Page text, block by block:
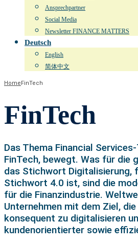
Ansprechpartner
Social Media
Newsletter FINANCE MATTERS
Deutsch
English
简体中文
HomeFinTech
FinTech
Das Thema Financial
FinTech, bewegt. Was für die
das Stichwort Digitalisierung,
Stichwort 4.0 ist, sind die
für die Finanzindustrie.
Unternehmen mit dem Ziel,
konsequent zu digitalisieren
kundenorientierter sowie